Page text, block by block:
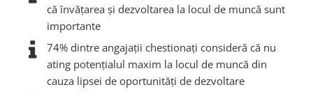
că învățarea și dezvoltarea la locul de muncă sunt
importante
74% dintre angajații chestionați consideră că nu
ating potențialul maxim la locul de muncă din
cauza lipsei de oportunități de dezvoltare